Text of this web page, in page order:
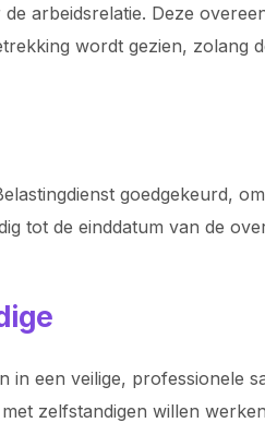
arbeidsrelatie. Deze
wordt gezien, zolang
goedgekeurd,
tot de einddatum van de
een veilige, professionele
zelfstandigen willen